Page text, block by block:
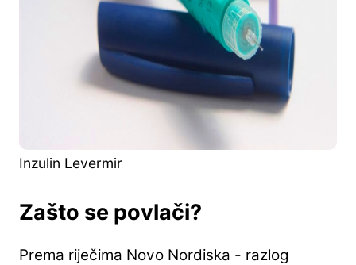
Inzulin Levermir
Zašto se povlači?
Prema riječima Novo Nordiska - razlog